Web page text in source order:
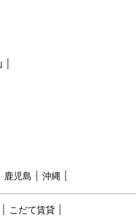
鹿児島 沖縄
こだて賃貸